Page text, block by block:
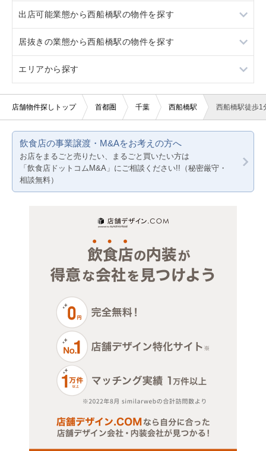
市川大野
原木中山
市川大野
スケルトン
10坪以下
20坪以下
賃料20万円以下
1階
3階以上
出店可能業態から西船橋駅の物件を探す
重飲食
軽飲食
美容室・理容室
医療・歯科・クリニック
物販・小売
居抜きの業態から西船橋駅の物件を探す
居酒屋・ダイニングバー
エリアから探す
東京23区
神奈川
千葉
店舗物件探しトップ 首都圏 千葉 西船橋駅 西船橋駅徒歩1
飲食店の事業譲渡・M&Aをお考えの方へ
お店をまるごと売りたい、まるごと買いたい方は
「飲食店ドットコムM&A」にご相談ください!!（秘密厳守・
相談無料）